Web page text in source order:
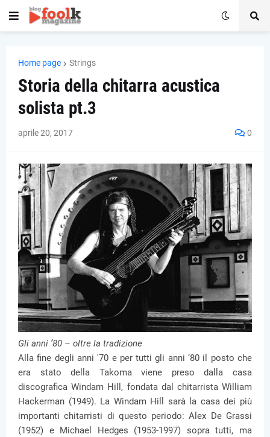
Home page Strings
Storia della chitarra acustica
solista pt.3
aprile 20, 2017 0
Gli anni ’80 – oltre la tradizione
Alla fine degli anni '70 e per tutti gli anni ’80 il posto che
era stato della Takoma viene preso dalla casa
discografica Windam Hill, fondata dal chitarrista William
Hackerman (1949). La Windam Hill sarà la casa dei più
importanti chitarristi di questo periodo: Alex De Grassi
(1952) e Michael Hedges (1953-1997) sopra tutti, ma